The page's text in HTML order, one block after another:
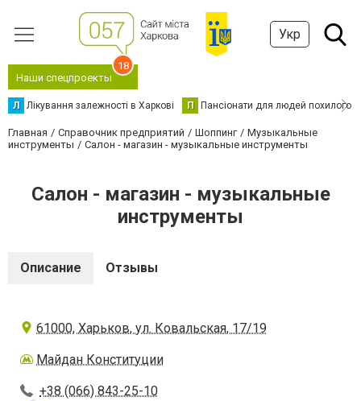
Укр
Наши спецпроекты
18
Л Лікування залежності в Харкові П Пансіонати для людей похилого
Главная Справочник предприятий Шоппинг
Музыкальные
инструменты
Салон - магазин - музыкальные инструменты
Салон - магазин - музыкальные
инструменты
Описание Отзывы
61000, Харьков, ул. Ковальская, 17/19
Майдан Конституции
+38 (066) 843-25-10